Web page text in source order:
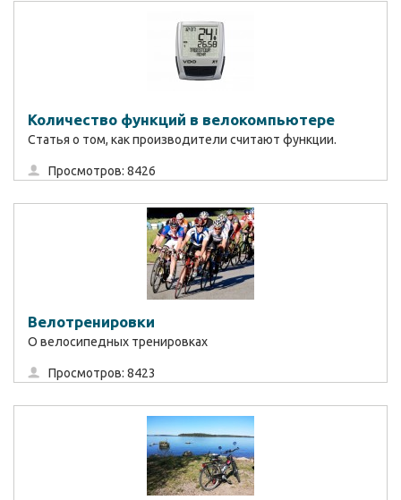
Количество функций в велокомпьютере
Статья о том, как производители считают функции.
Просмотров: 8426
Велотренировки
О велосипедных тренировках
Просмотров: 8423